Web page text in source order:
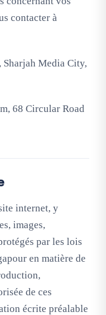
contacter à
, Sharjah Media City,
, 68 Circular Road
internet, y
images,
par les lois
en matière de
de ces
écrite préalable